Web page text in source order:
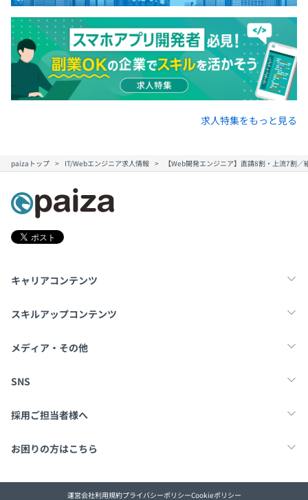
求人特集をもっと見る
paizaトップ IT/Webエンジニア求人情報 【Web開発エンジニア】直請8割・上流7割
キャリアコンテンツ
転職・キャリア
スキルアップコンテンツ
学習
メディア・その他
Tech Team Journal
SNS
X
採用ご担当者様へ
採用・教育をお考えの企業様へ
お困りの方はこちら
paizaとは？ お問い合わせ・FAQ
運営会社利用規約プライバシーポリシーCookieポリシー